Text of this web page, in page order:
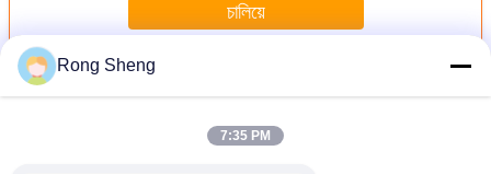
চালিয়ে
มากกว่าวัสดุทนไฟ Castable
Rong Sheng
7:35 PM